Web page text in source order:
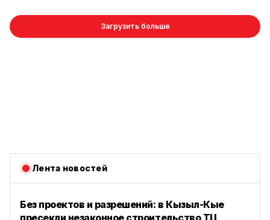
Загрузить больше
Лента новостей
Без проектов и разрешений: в Кызыл-Кые